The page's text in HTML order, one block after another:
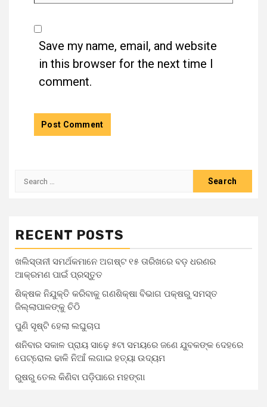
Save my name, email, and website
in this browser for the next time I
comment.
RECENT POSTS
ଖଲିସ୍ତାନୀ ସମର୍ଥକମାନେ ଅଗଷ୍ଟ ୧୫ ତାରିଖରେ ବଡ଼ ଧରଣର
ଆକ୍ରମଣ ପାଇଁ ପ୍ରସ୍ତୁତ
ଶିକ୍ଷକ ନିଯୁକ୍ତି କରିବାକୁ ଗଣଶିକ୍ଷା ବିଭାଗ ପକ୍ଷରୁ ସମସ୍ତ
ଜିଲ୍ଲାପାଳଙ୍କୁ ଚିଠି
ପୁଣି ସୃଷ୍ଟି ହେଲା ଲଘୁଚାପ
ଶନିବାର ସକାଳ ପ୍ରାୟ ସାଢ଼େ ୫ଟା ସମୟରେ ଜଣେ ଯୁବକଙ୍କ ଦେହରେ
ପେଟ୍ରୋଲ ଢାଳି ନିଆଁ ଲଗାଇ ହତ୍ୟା ଉଦ୍ୟମ
ରୁଷରୁ ତେଲ କିଣିବା ପଡ଼ିପାରେ ମହଙ୍ଗା